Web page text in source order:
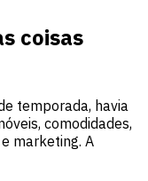
coisas
temporada, havia
comodidades,
marketing. A